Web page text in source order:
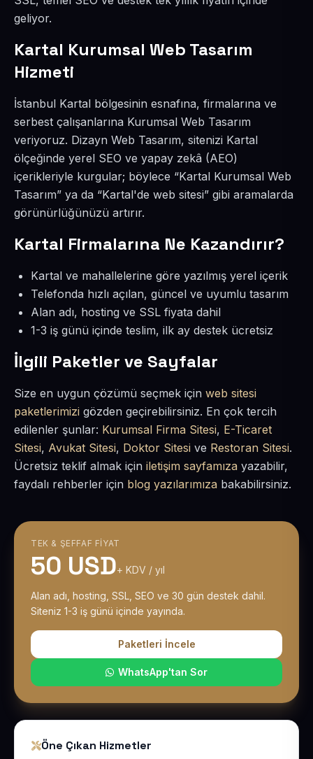
geliyor.
Kartal Kurumsal Web Tasarım
Hizmeti
İstanbul Kartal bölgesinin esnafına, firmalarına ve
serbest çalışanlarına Kurumsal Web Tasarım
veriyoruz. Dizayn Web Tasarım, sitenizi Kartal
ölçeğinde yerel SEO ve yapay zekâ (AEO)
içerikleriyle kurgular; böylece “Kartal Kurumsal Web
Tasarım” ya da “Kartal'de web sitesi” gibi aramalarda
görünürlüğünüzü artırır.
Kartal Firmalarına Ne Kazandırır?
Kartal ve mahallelerine göre yazılmış yerel içerik
Telefonda hızlı açılan, güncel ve uyumlu tasarım
Alan adı, hosting ve SSL fiyata dahil
1-3 iş günü içinde teslim, ilk ay destek ücretsiz
İlgili Paketler ve Sayfalar
Size en uygun çözümü seçmek için web sitesi
paketlerimizi gözden geçirebilirsiniz. En çok tercih
edilenler şunlar: Kurumsal Firma Sitesi, E-Ticaret
Sitesi, Avukat Sitesi, Doktor Sitesi ve Restoran Sitesi.
Ücretsiz teklif almak için iletişim sayfamıza yazabilir,
faydalı rehberler için blog yazılarımıza bakabilirsiniz.
TEK & ŞEFFAF FIYAT
50 USD+ KDV / yıl
Alan adı, hosting, SSL, SEO ve 30 gün destek dahil.
Siteniz 1-3 iş günü içinde yayında.
Paketleri İncele
WhatsApp'tan Sor
Öne Çıkan Hizmetler